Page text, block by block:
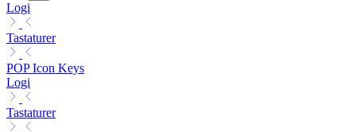
Logi
Tastaturer
POP Icon Keys
Logi
Tastaturer